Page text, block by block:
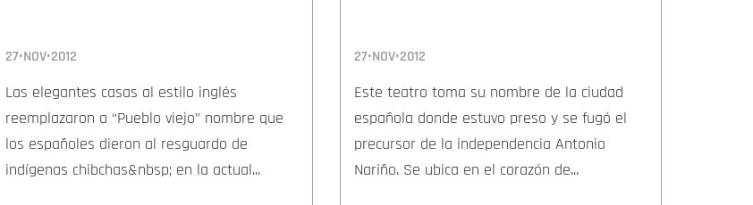
27•NOV•2012
Las elegantes casas al estilo inglés
reemplazaron a “Pueblo viejo” nombre que
los españoles dieron al resguardo de
indígenas chibchas&nbsp; en la actual...
27•NOV•2012
Este teatro toma su nombre de la ciudad
española donde estuvo preso y se fugó el
precursor de la independencia Antonio
Nariño. Se ubica en el corazón de...